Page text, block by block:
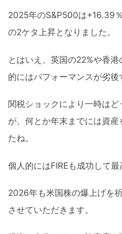
2025年のS&P500は+16.39
の2ケタ上昇となりました。
とはいえ、英国の22%や香
的にはパフォーマンスが劣後
関税ショックにより一時は
が、何とか年末までには資
たね。
個人的にはFIREも成功して最
2026年も米国株の爆上げを
させていただきます。